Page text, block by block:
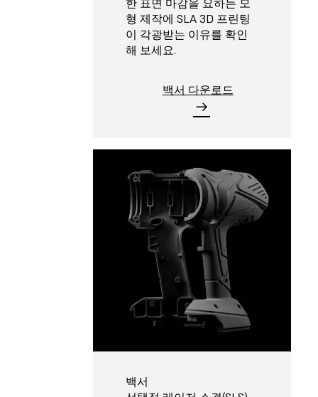
형 제작에 SLA 3D 프린팅
이 각광받는 이유를 확인
해 보세요.
백서 다운로드
백서